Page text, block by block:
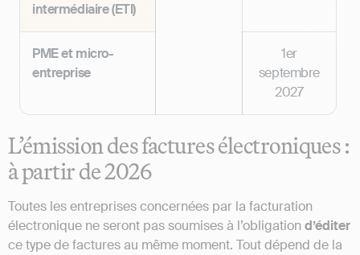
intermédiaire (ETI)
PME et micro-
entreprise
1er
septembre
2027
L’émission des factures électroniques :
à partir de 2026
Toutes les entreprises concernées par la facturation
électronique ne seront pas soumises à l’obligation d’éditer
ce type de factures au même moment. Tout dépend de la